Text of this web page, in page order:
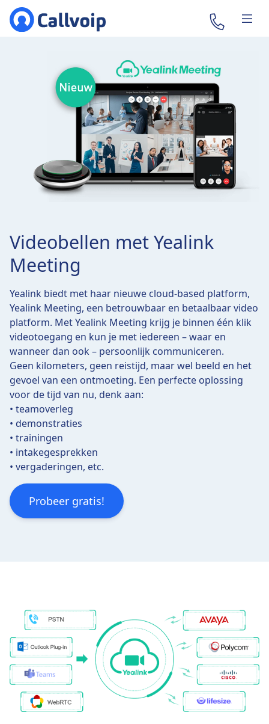
Videobellen met Yealink
Meeting
Yealink biedt met haar nieuwe cloud-based platform,
Yealink Meeting, een betrouwbaar en betaalbaar video
platform. Met Yealink Meeting krijg je binnen één klik
videotoegang en kun je met iedereen – waar en
wanneer dan ook – persoonlijk communiceren.
Geen kilometers, geen reistijd, maar wel beeld en het
gevoel van een ontmoeting. Een perfecte oplossing
voor de tijd van nu, denk aan:
• teamoverleg
• demonstraties
• trainingen
• intakegesprekken
• vergaderingen, etc.
Probeer gratis!